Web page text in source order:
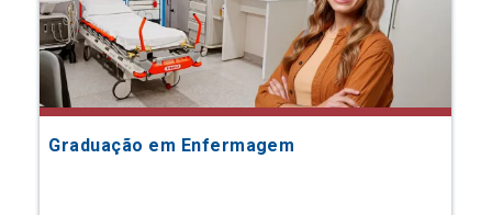
Graduação em Enfermagem